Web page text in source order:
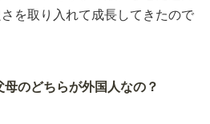
を取り入れて成長してきたので
のどちらが外国人なの？